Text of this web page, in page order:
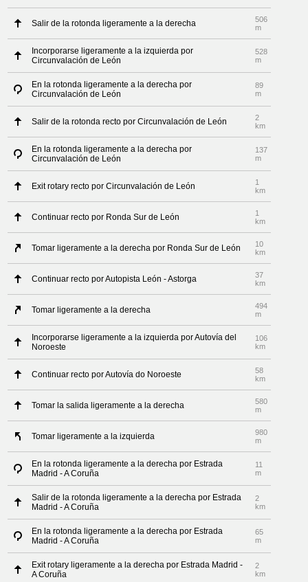
Salir de la rotonda ligeramente a la derecha
506
m
Incorporarse ligeramente a la izquierda por
Circunvalación de León
528
m
En la rotonda ligeramente a la derecha por
Circunvalación de León
89
m
Salir de la rotonda recto por Circunvalación de León
2
km
En la rotonda ligeramente a la derecha por
Circunvalación de León
137
m
Exit rotary recto por Circunvalación de León
1
km
Continuar recto por Ronda Sur de León
1
km
Tomar ligeramente a la derecha por Ronda Sur de León
10
km
Continuar recto por Autopista León - Astorga
37
km
Tomar ligeramente a la derecha
494
m
Incorporarse ligeramente a la izquierda por Autovía del
Noroeste
106
km
Continuar recto por Autovía do Noroeste
58
km
Tomar la salida ligeramente a la derecha
580
m
Tomar ligeramente a la izquierda
980
m
En la rotonda ligeramente a la derecha por Estrada
Madrid - A Coruña
11
m
Salir de la rotonda ligeramente a la derecha por Estrada
Madrid - A Coruña
2
km
En la rotonda ligeramente a la derecha por Estrada
Madrid - A Coruña
65
m
Exit rotary ligeramente a la derecha por Estrada Madrid -
A Coruña
2
km